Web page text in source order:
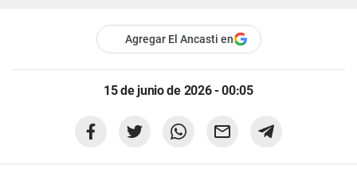
Agregar El Ancasti en
15 de junio de 2026 - 00:05